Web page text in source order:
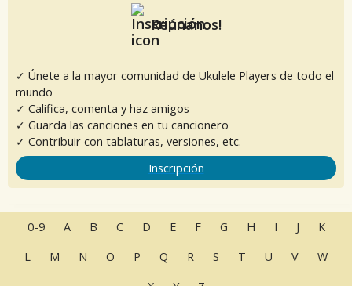
Reúnanos!
✓ Únete a la mayor comunidad de Ukulele Players de todo el
mundo
✓ Califica, comenta y haz amigos
✓ Guarda las canciones en tu cancionero
✓ Contribuir con tablaturas, versiones, etc.
Inscripción
0-9 A B C D E F G H I J
K
L
M N O P Q R S T U V
W